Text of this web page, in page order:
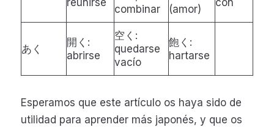
reunirse
combinar
(amor)
con
あく
開く:
abrirse
空く:
quedarse
vacío
飽く:
hartarse
Esperamos que este artículo os haya sido de
utilidad para aprender más japonés, y que os